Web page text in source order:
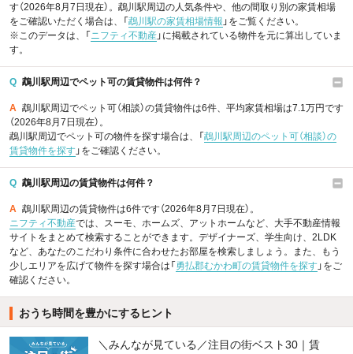
す（2026年8月7日現在）。鵡川駅周辺の人気条件や、他の間取り別の家賃相場
をご確認いただく場合は、「 鵡川駅の家賃相場情報 」をご覧ください。
※このデータは、「 ニフティ不動産 」に掲載されている物件を元に算出していま
す。
Q 鵡川駅周辺でペット可の賃貸物件は何件？
A 鵡川駅周辺でペット可（相談）の賃貸物件は6件、平均家賃相場は7.1万円です
（2026年8月7日現在）。
鵡川駅周辺でペット可の物件を探す場合は、「 鵡川駅周辺のペット可（相談）の
賃貸物件を探す 」をご確認ください。
Q 鵡川駅周辺の賃貸物件は何件？
A 鵡川駅周辺の賃貸物件は6件です（2026年8月7日現在）。
ニフティ不動産では、スーモ、ホームズ、アットホームなど、大手不動産情報
サイトをまとめて検索することができます。デザイナーズ、学生向け、2LDK
など、あなたのこだわり条件に合わせたお部屋を検索しましょう。また、もう
少しエリアを広げて物件を探す場合は「 勇払郡むかわ町の賃貸物件を探す 」をご
確認ください。
おうち時間を豊かにするヒント
＼みんなが見ている／注目の街ベスト30｜賃